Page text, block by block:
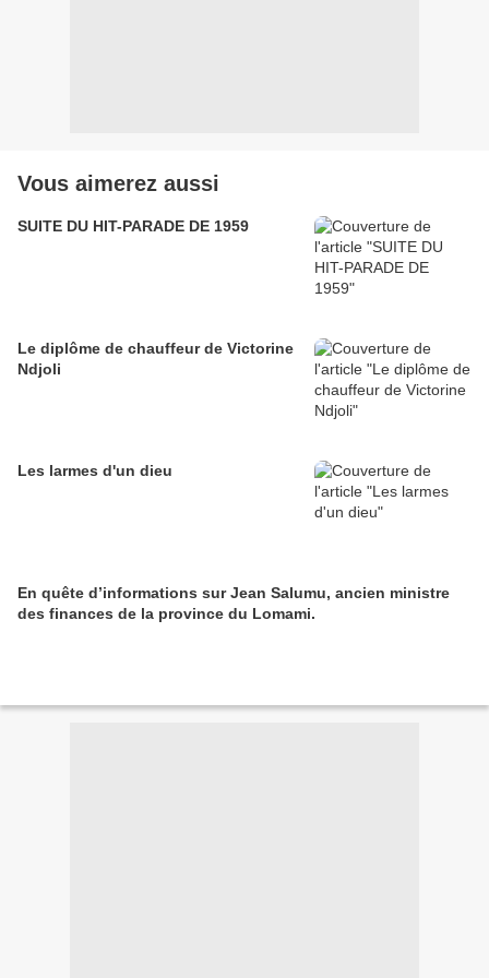
Vous aimerez aussi
SUITE DU HIT-PARADE DE 1959
Le diplôme de chauffeur de Victorine
Ndjoli
Les larmes d'un dieu
En quête d’informations sur Jean Salumu, ancien ministre
des finances de la province du Lomami.